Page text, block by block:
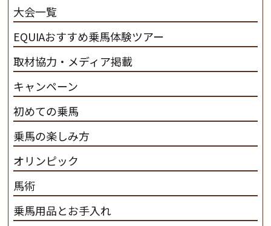
ンプ乗馬クラブ九州のツアー情報はこちら
大会一覧
EQUIAおすすめ乗馬体験ツアー
取材協力・メディア掲載
キャンペーン
初めての乗馬
乗馬の楽しみ方
オリンピック
馬術
乗馬用品とお手入れ